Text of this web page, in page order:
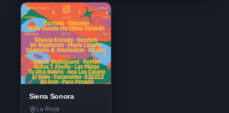
Sierra Sonora
La Rioja